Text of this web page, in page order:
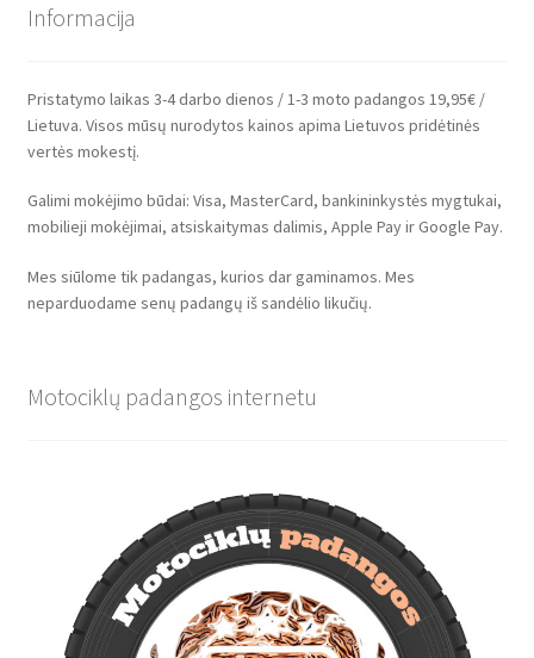
Informacija
Pristatymo laikas 3-4 darbo dienos / 1-3 moto padangos 19,95€ /
Lietuva. Visos mūsų nurodytos kainos apima Lietuvos pridėtinės
vertės mokestį.
Galimi mokėjimo būdai: Visa, MasterCard, bankininkystės mygtukai,
mobilieji mokėjimai, atsiskaitymas dalimis, Apple Pay ir Google Pay.
Mes siūlome tik padangas, kurios dar gaminamos. Mes
neparduodame senų padangų iš sandėlio likučių.
Motociklų padangos internetu